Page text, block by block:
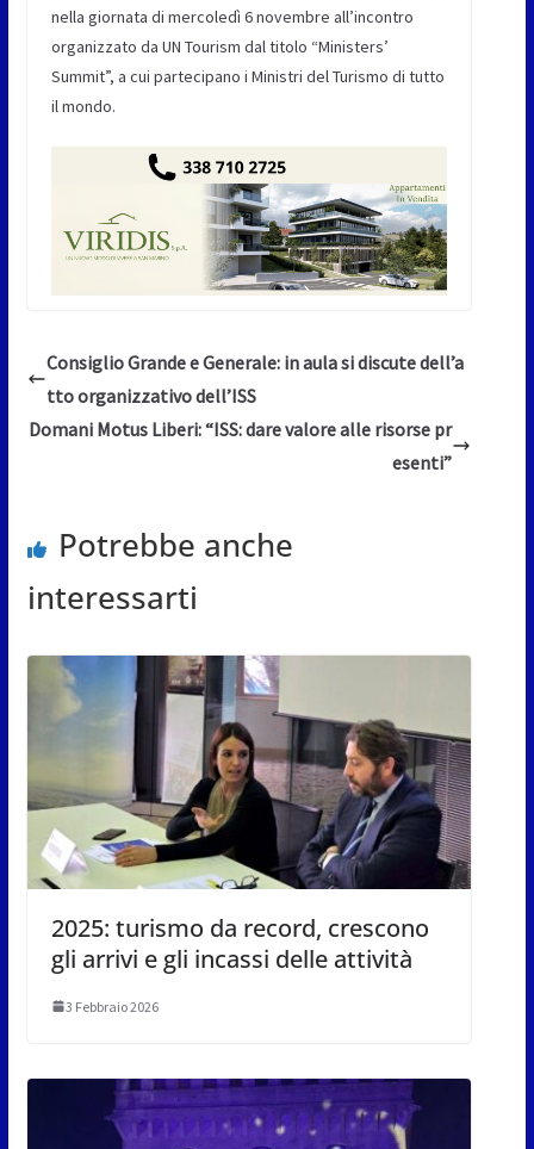
nella giornata di mercoledì 6 novembre all’incontro
organizzato da UN Tourism dal titolo “Ministers’
Summit”, a cui partecipano i Ministri del Turismo di tutto
il mondo.
Consiglio Grande e Generale: in aula si discute dell’a
tto organizzativo dell’ISS
Domani Motus Liberi: “ISS: dare valore alle risorse pr
esenti”
Potrebbe anche
interessarti
2025: turismo da record, crescono
gli arrivi e gli incassi delle attività
3 Febbraio 2026